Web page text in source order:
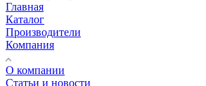
Главная
Каталог
Производители
Компания
О компании
Статьи и новости